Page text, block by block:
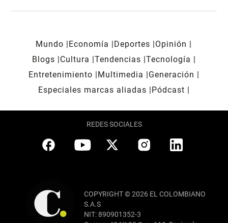
Mundo Economía Deportes
Opinión
Blogs
Cultura Tendencias Tecnología
Entretenimiento
Multimedia
Generación
Especiales marcas aliadas
Pódcast
REDES SOCIALES
COPYRIGHT © 2026 EL COLOMBIANO
S.A.S
NIT: 890901352-3